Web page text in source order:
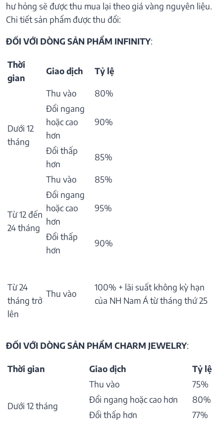
hư hỏng sẽ được thu mua lại theo giá vàng nguyên liệu.
Chi tiết sản phẩm được thu đổi:
ĐỐI VỚI DÒNG SẢN PHẨM INFINITY:
Thời
gian
Giao dịch Tỷ lệ
Dưới 12
tháng
Thu vào
80%
Đổi ngang
hoặc cao
hơn
90%
Đổi thấp
hơn
85%
Từ 12 đến
24 tháng
Thu vào
85%
Đổi ngang
hoặc cao
hơn
95%
Đổi thấp
hơn
90%
Từ 24
tháng trở
lên
Thu vào
100% + lãi suất không kỳ hạn
của NH Nam Á từ tháng thứ 25
ĐỐI VỚI DÒNG SẢN PHẨM CHARM JEWELRY:
Thời gian Giao dịch Tỷ lệ
Dưới 12 tháng
Thu vào
75%
Đổi ngang hoặc cao hơn
80%
Đổi thấp hơn
77%